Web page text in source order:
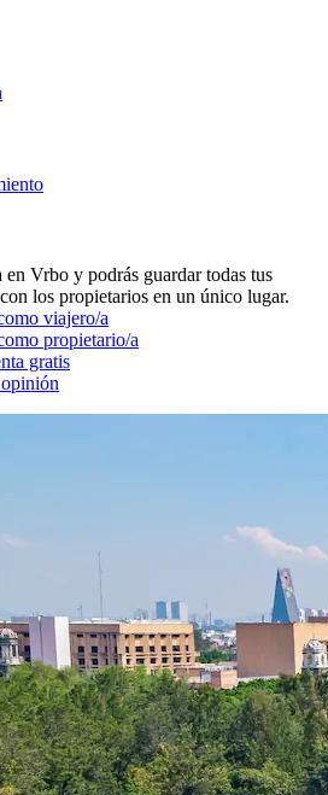
en Vrbo y podrás guardar todas tus
los propietarios en un único lugar.
viajero/a
propietario/a
gratis